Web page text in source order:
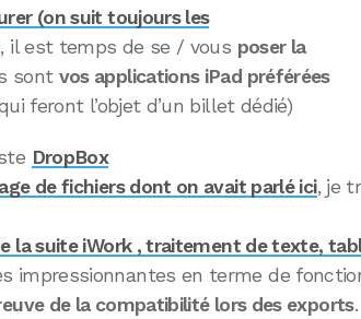
(on suit toujours les
il est temps de se / vous poser la
sont vos applications iPad préférées
feront l’objet d’un billet dédié)
DropBox
de fichiers dont on avait parlé ici, je
la suite iWork , traitement de texte,
impressionnantes en terme de
de la compatibilité lors des exports.